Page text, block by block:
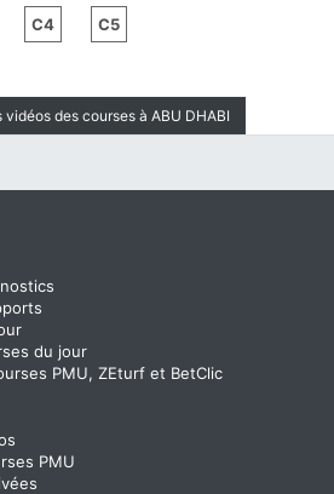
C4 C5
vidéos des courses à ABU DHABI
du jour
PMU, ZEturf et BetClic
PMU